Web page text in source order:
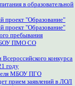
в образовательной
проект "Образование"
проект "Образование"
пребывания
ПМО СО
конкурса
году
МБОУ ПГО
прием заявлений в ЛОЛ